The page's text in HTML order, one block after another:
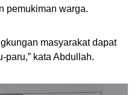
pemukiman warga.
masyarakat dapat
paru,” kata Abdullah.